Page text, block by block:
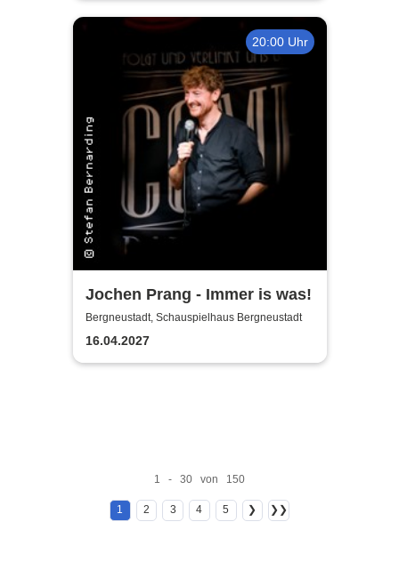
20:00 Uhr
Jochen Prang - Immer is was!
Bergneustadt, Schauspielhaus Bergneustadt
16.04.2027
1 - 30 von 150
1 2 3 4 5 ❯ ❯❯